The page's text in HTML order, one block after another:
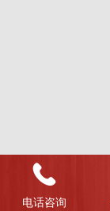
电话咨询